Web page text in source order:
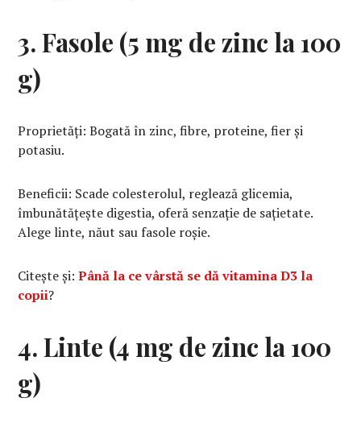
3. Fasole (5 mg de zinc la 100
g)
Proprietăți: Bogată în zinc, fibre, proteine, fier și
potasiu.
Beneficii: Scade colesterolul, reglează glicemia,
îmbunătățește digestia, oferă senzație de sațietate.
Alege linte, năut sau fasole roșie.
Citește și:Până la ce vârstă se dă vitamina D3 la
copii?
4. Linte (4 mg de zinc la 100
g)